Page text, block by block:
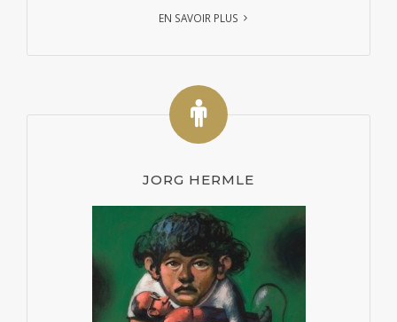
EN SAVOIR PLUS
JORG HERMLE